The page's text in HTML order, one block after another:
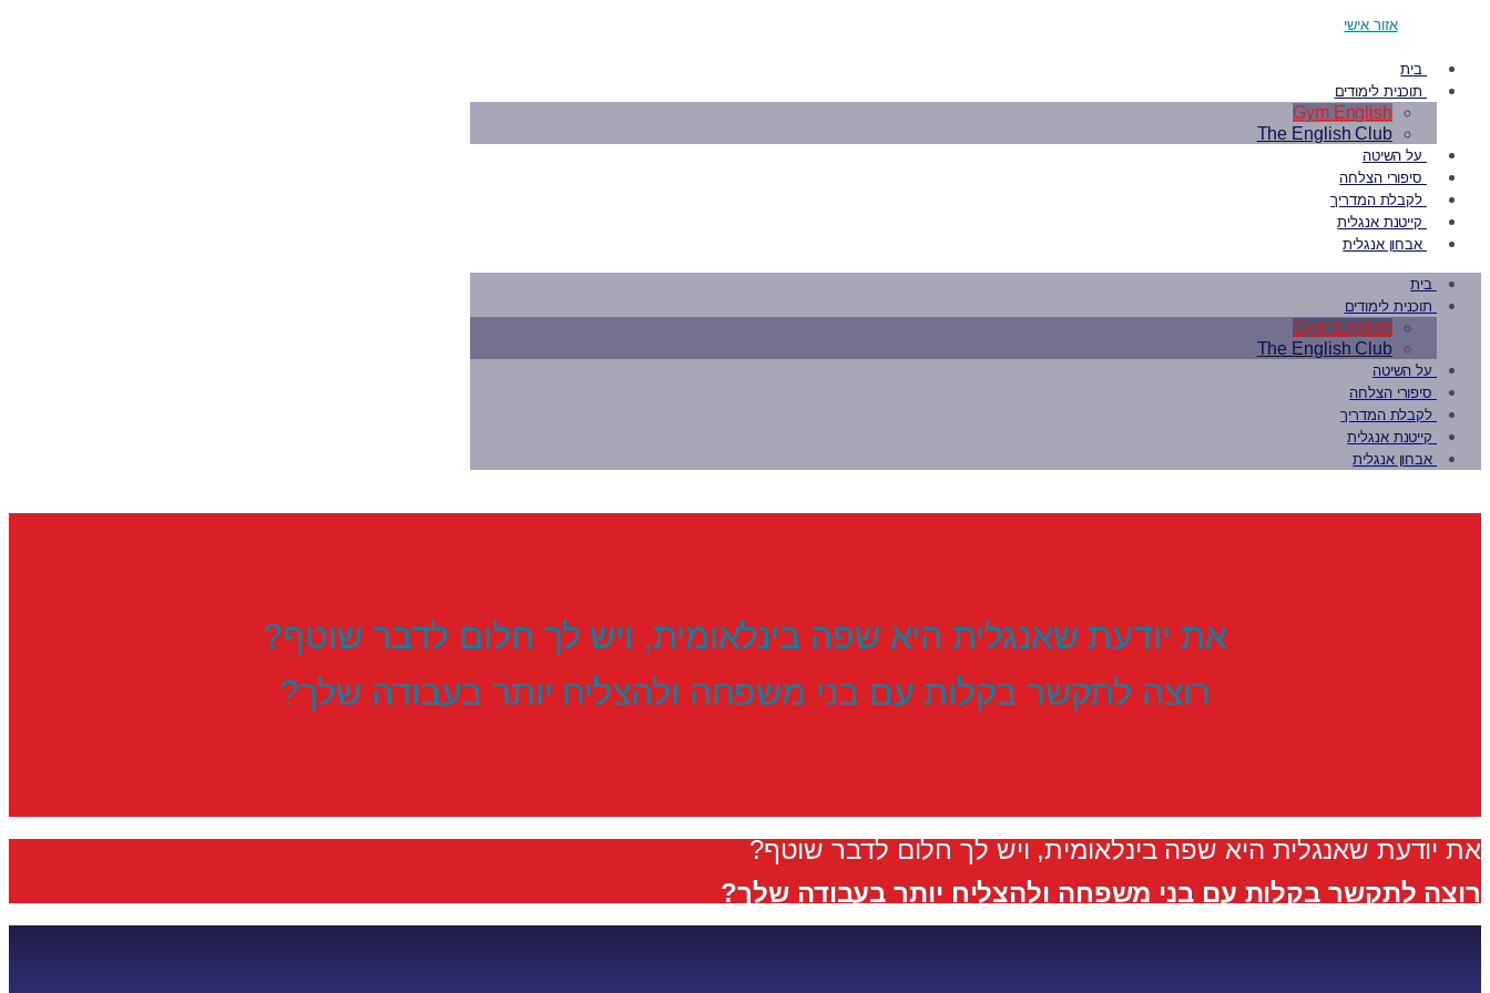
אזור אישי
בית
תוכנית לימודים
Gym English
The English Club
על השיטה
סיפורי הצלחה
לקבלת המדריך
קייטנת אנגלית
אבחון אנגלית
בית
תוכנית לימודים
Gym English
The English Club
על השיטה
סיפורי הצלחה
לקבלת המדריך
קייטנת אנגלית
אבחון אנגלית
את יודעת שאנגלית היא שפה בינלאומית, ויש לך חלום לדבר שוטף?
רוצה לתקשר בקלות עם בני משפחה ולהצליח יותר בעבודה שלך?​
את יודעת שאנגלית היא שפה בינלאומית, ויש לך חלום לדבר שוטף?
רוצה לתקשר בקלות עם בני משפחה ולהצליח יותר בעבודה שלך?​